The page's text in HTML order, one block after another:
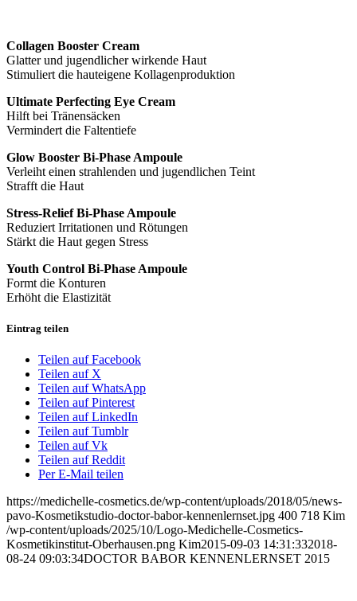
Collagen Booster Cream
Glatter und jugendlicher wirkende Haut
Stimuliert die hauteigene Kollagenproduktion
Ultimate Perfecting Eye Cream
Hilft bei Tränensäcken
Vermindert die Faltentiefe
Glow Booster Bi-Phase Ampoule
Verleiht einen strahlenden und jugendlichen Teint
Strafft die Haut
Stress-Relief Bi-Phase Ampoule
Reduziert Irritationen und Rötungen
Stärkt die Haut gegen Stress
Youth Control Bi-Phase Ampoule
Formt die Konturen
Erhöht die Elastizität
Eintrag teilen
Teilen auf Facebook
Teilen auf X
Teilen auf WhatsApp
Teilen auf Pinterest
Teilen auf LinkedIn
Teilen auf Tumblr
Teilen auf Vk
Teilen auf Reddit
Per E-Mail teilen
https://medichelle-cosmetics.de/wp-content/uploads/2018/05/news-
pavo-Kosmetikstudio-doctor-babor-kennenlernset.jpg 400 718 Kim
/wp-content/uploads/2025/10/Logo-Medichelle-Cosmetics-
Kosmetikinstitut-Oberhausen.png Kim2015-09-03 14:31:332018-
08-24 09:03:34DOCTOR BABOR KENNENLERNSET 2015